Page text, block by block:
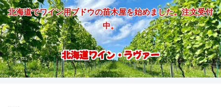
北海道でワイン用ブドウの苗木屋を始めました。注文受付
中。
北海道ワイン・ラヴァー